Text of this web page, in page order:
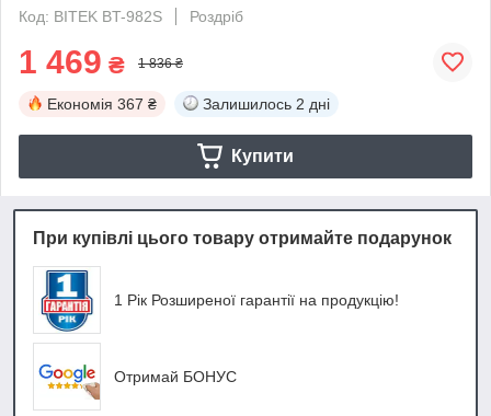
Код: BITEK BT-982S
Роздріб
1 469 ₴ 1 836 ₴
Економія 367 ₴ Залишилось 2 дні
Купити
При купівлі цього товару отримайте подарунок
1 Рік Розширеної гарантії на продукцію!
Отримай БОНУС